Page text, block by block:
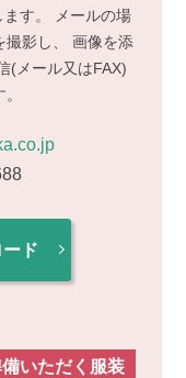
す。 メールの場
撮影し、 画像を添
(メール又はFAX)
ド
いただく服装